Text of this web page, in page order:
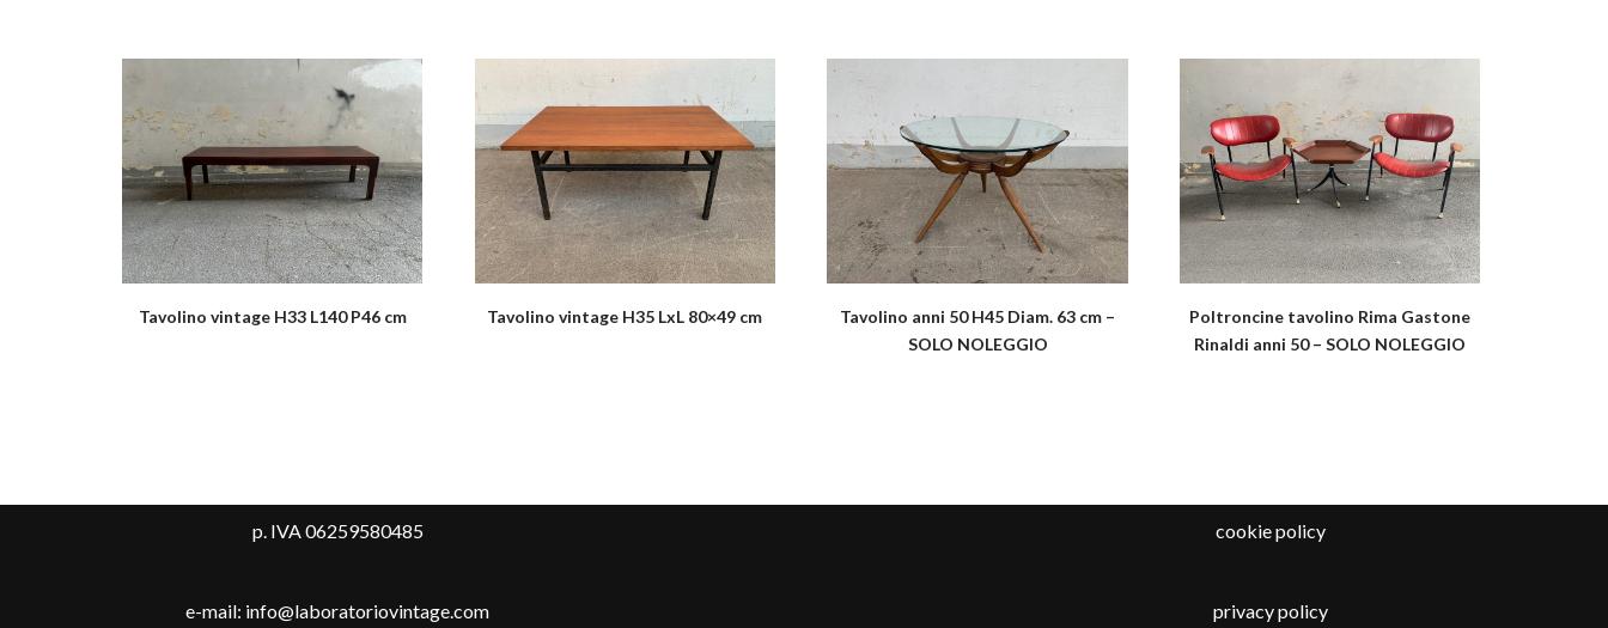
Tavolino vintage H33 L140 P46 cm Tavolino vintage H35 LxL 80×49 cm
Tavolino anni 50 H45 Diam. 63 cm –
SOLO NOLEGGIO
Poltroncine tavolino Rima Gastone
Rinaldi anni 50 – SOLO NOLEGGIO
p. IVA 06259580485
e-mail: info@laboratoriovintage.com
cookie policy
privacy policy